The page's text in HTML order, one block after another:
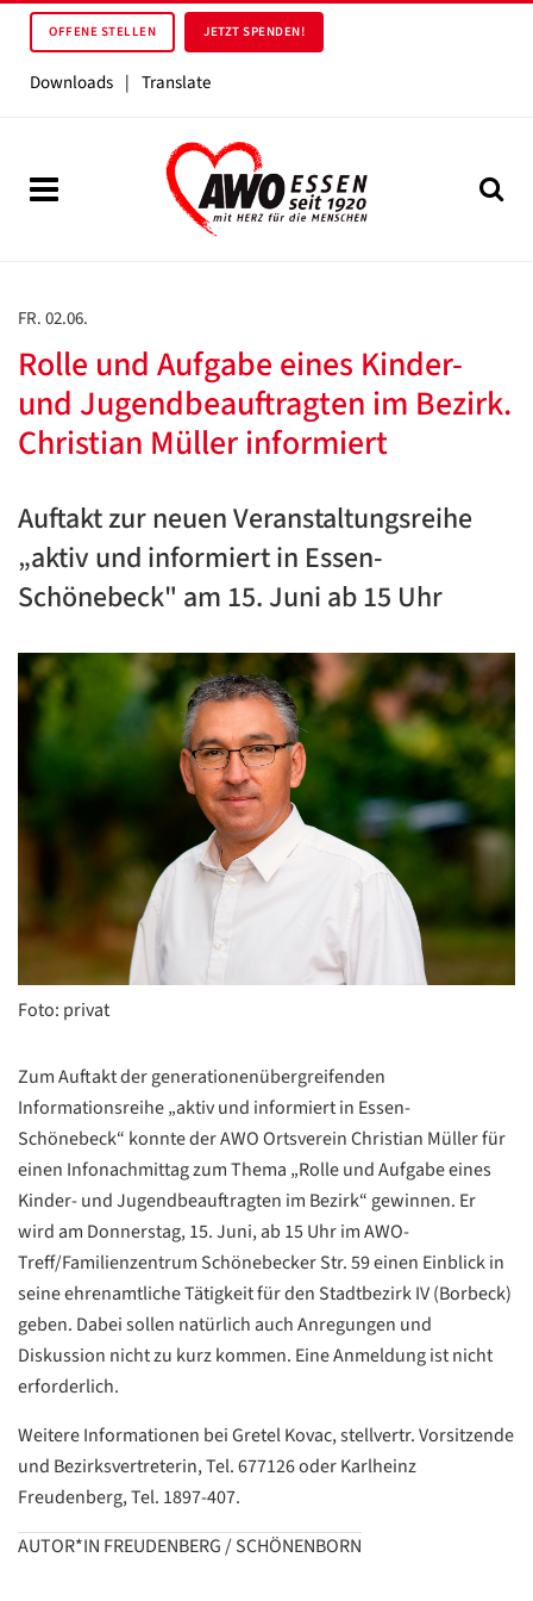
OFFENE STELLEN JETZT SPENDEN!
Downloads | Translate
FR. 02.06.
Rolle und Aufgabe eines Kinder-
und Jugendbeauftragten im Bezirk.
Christian Müller informiert
Auftakt zur neuen Veranstaltungsreihe
„aktiv und informiert in Essen-
Schönebeck" am 15. Juni ab 15 Uhr
Foto: privat
Zum Auftakt der generationenübergreifenden
Informationsreihe „aktiv und informiert in Essen-
Schönebeck“ konnte der AWO Ortsverein Christian Müller für
einen Infonachmittag zum Thema „Rolle und Aufgabe eines
Kinder- und Jugendbeauftragten im Bezirk“ gewinnen. Er
wird am Donnerstag, 15. Juni, ab 15 Uhr im AWO-
Treff/Familienzentrum Schönebecker Str. 59 einen Einblick in
seine ehrenamtliche Tätigkeit für den Stadtbezirk IV (Borbeck)
geben. Dabei sollen natürlich auch Anregungen und
Diskussion nicht zu kurz kommen. Eine Anmeldung ist nicht
erforderlich.
Weitere Informationen bei Gretel Kovac, stellvertr. Vorsitzende
und Bezirksvertreterin, Tel. 677126 oder Karlheinz
Freudenberg, Tel. 1897-407.
AUTOR*IN FREUDENBERG / SCHÖNENBORN